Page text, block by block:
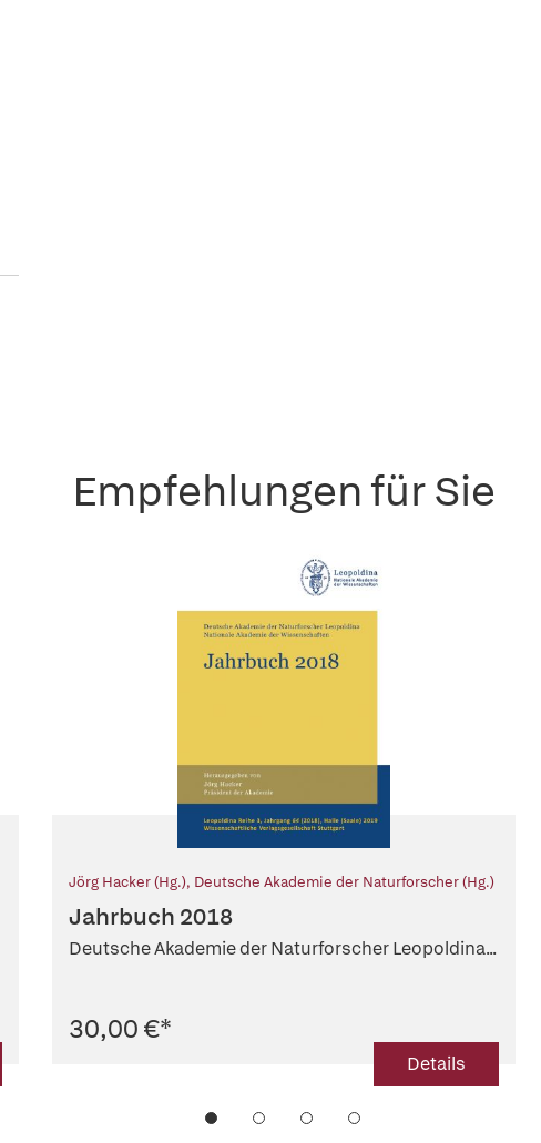
Empfehlungen für Sie
Jörg Hacker (Hg.), Deutsche Akademie der Naturforscher (Hg.)
Jahrbuch 2018
Deutsche Akademie der Naturforscher Leopoldina...
30,00 €*
Details